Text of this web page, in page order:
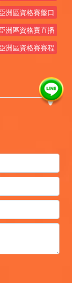
洲區資格賽盤口
洲區資格賽直播
洲區資格賽賽程